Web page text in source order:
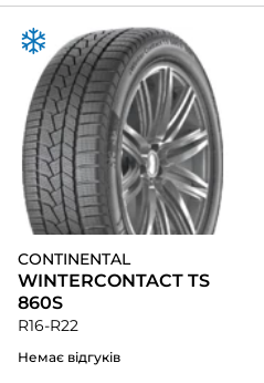
CONTINENTAL
WINTERCONTACT TS
860S
R16-R22
Немає відгуків